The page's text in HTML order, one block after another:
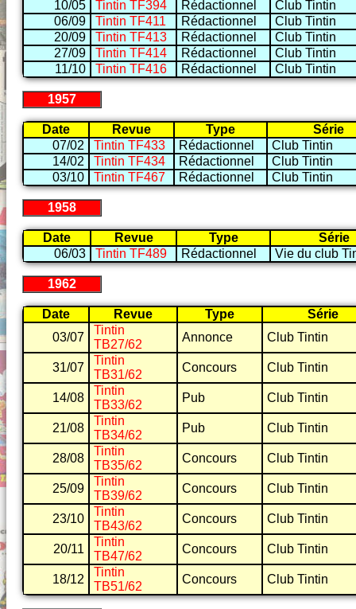
10/05 Tintin TF394 Rédactionnel
Club Tintin
06/09
Tintin TF411 Rédactionnel
Club Tintin
20/09
Tintin TF413 Rédactionnel
Club Tintin
27/09
Tintin TF414 Rédactionnel
Club Tintin
11/10
Tintin TF416 Rédactionnel Club Tintin
1957
Date Revue Type
Série
07/02
Tintin TF433 Rédactionnel
Club Tintin
14/02
Tintin TF434 Rédactionnel
Club Tintin
03/10
Tintin TF467 Rédactionnel Club Tintin
1958
Date Revue Type
Série
06/03
Tintin TF489 Rédactionnel Vie du club
1962
Date Revue Type
Série
03/07
Tintin
TB27/62
Annonce Club Tintin
31/07
Tintin
TB31/62
Concours Club Tintin
14/08
Tintin
TB33/62
Pub Club Tintin
21/08
Tintin
TB34/62
Pub Club Tintin
28/08
Tintin
TB35/62
Concours Club Tintin
25/09
Tintin
TB39/62
Concours Club Tintin
23/10
Tintin
TB43/62
Concours Club Tintin
20/11
Tintin
TB47/62
Concours Club Tintin
18/12
Tintin
TB51/62
Concours Club Tintin